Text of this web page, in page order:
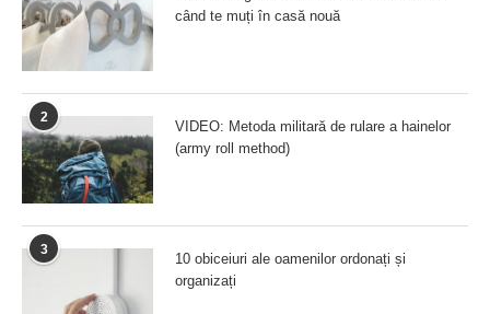
când te muți în casă nouă
2
VIDEO: Metoda militară de rulare a hainelor
(army roll method)
3
10 obiceiuri ale oamenilor ordonați și
organizați